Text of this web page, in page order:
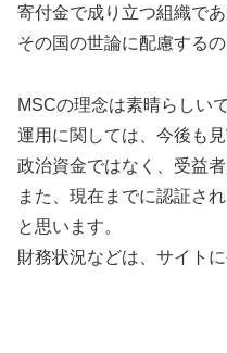
寄付金で成り立つ組織であ
その国の世論に配慮するの
MSCの理念は素晴らしいで
運用に関しては、今後も
政治資金ではなく、受益
また、現在までに認証さ
と思います。
財務状況などは、サイト